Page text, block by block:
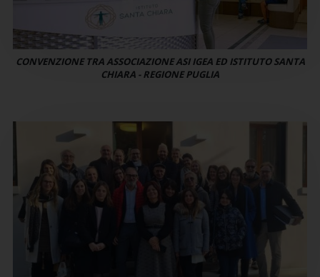
CONVENZIONE TRA ASSOCIAZIONE ASI IGEA ED ISTITUTO SANTA
CHIARA - REGIONE PUGLIA